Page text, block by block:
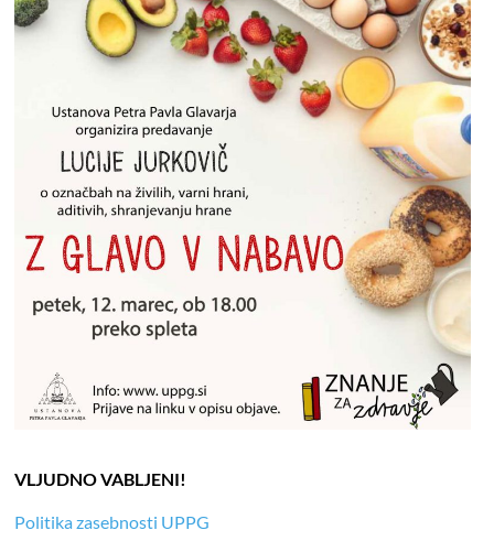
VLJUDNO VABLJENI!
Politika zasebnosti UPPG